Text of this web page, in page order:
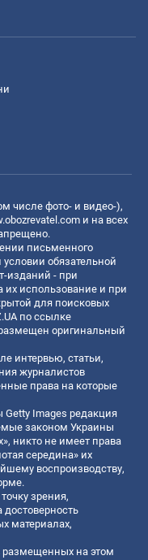
числе фото- и видео-),
и на всех
письменного
обязательной
изданий - при
использование и при
для поисковых
по ссылке
оригинальный
интервью, статьи,
журналистов
права на которые
Images редакция
законом Украины
никто не имеет права
середина» их
воспроизводству,
зрения,
материалах,
размещенных на этом